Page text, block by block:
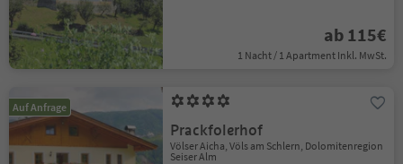
ab 115€
1 Nacht / 1 Apartment Inkl. MwSt.
Auf Anfrage
Prackfolerhof
Völser Aicha, Völs am Schlern, Dolomitenregion
Seiser Alm